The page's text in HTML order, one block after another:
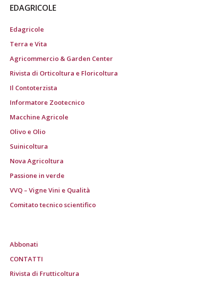
EDAGRICOLE
Edagricole
Terra e Vita
Agricommercio & Garden Center
Rivista di Orticoltura e Floricoltura
Il Contoterzista
Informatore Zootecnico
Macchine Agricole
Olivo e Olio
Suinicoltura
Nova Agricoltura
Passione in verde
VVQ – Vigne Vini e Qualità
Comitato tecnico scientifico
Abbonati
CONTATTI
Rivista di Frutticoltura